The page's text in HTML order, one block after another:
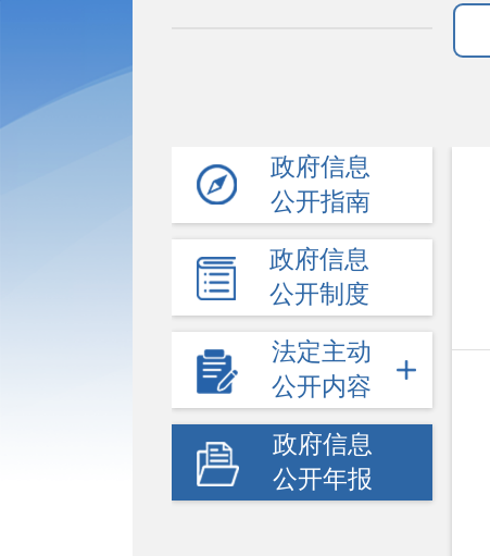
政府信息
公开指南
政府信息
公开制度
法定主动
公开内容
政府信息
公开年报